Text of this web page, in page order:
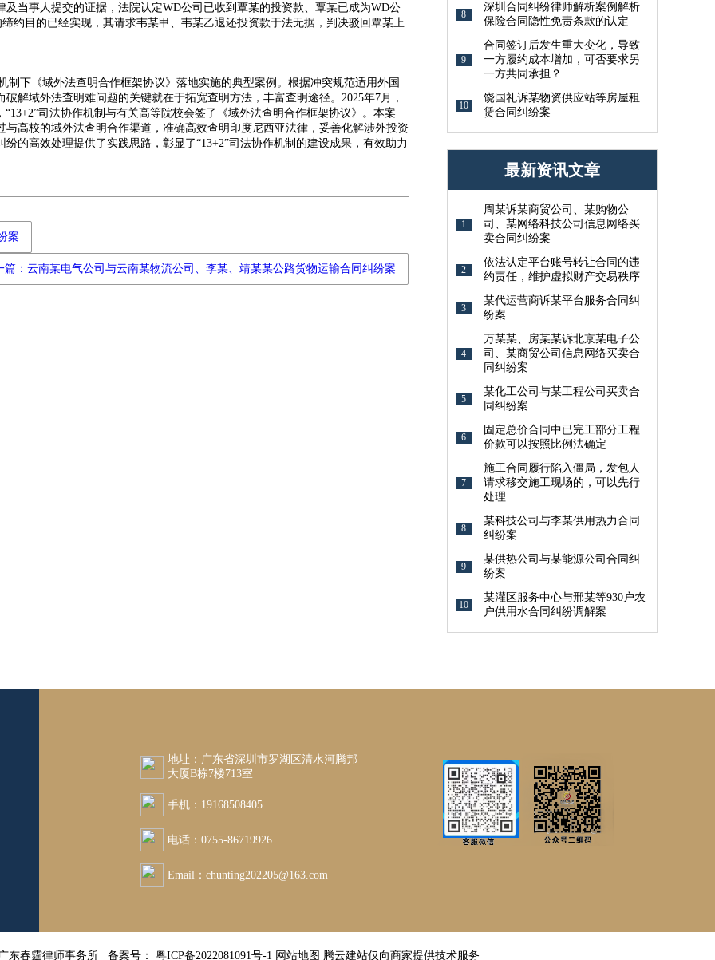
当事人提交的证据，法院认定WD公司已收到覃某的投资款、覃某已成为WD公
约目的已经实现，其请求韦某甲、韦某乙退还投资款于法无据，判决驳回覃某上
制下《域外法查明合作框架协议》落地实施的典型案例。根据冲突规范适用外国
解域外法查明难问题的关键就在于拓宽查明方法，丰富查明途径。2025年7月，
司法协作机制与有关高等院校会签了《域外法查明合作框架协议》。本案
高校的域外法查明合作渠道，准确高效查明印度尼西亚法律，妥善化解涉外投资
的高效处理提供了实践思路，彰显了“13+2”司法协作机制的建设成果，有效助力
案
篇：云南某电气公司与云南某物流公司、李某、靖某某公路货物运输合同纠纷案
8
深圳合同纠纷律师解析案例解析
保险合同隐性免责条款的认定
9
合同签订后发生重大变化，导致
一方履约成本增加，可否要求另
一方共同承担？
10
饶国礼诉某物资供应站等房屋租
赁合同纠纷案
最新资讯文章
1
周某诉某商贸公司、某购物公
司、某网络科技公司信息网络买
卖合同纠纷案
2
依法认定平台账号转让合同的违
约责任，维护虚拟财产交易秩序
3
某代运营商诉某平台服务合同纠
纷案
4
万某某、房某某诉北京某电子公
司、某商贸公司信息网络买卖合
同纠纷案
5
某化工公司与某工程公司买卖合
同纠纷案
6
固定总价合同中已完工部分工程
价款可以按照比例法确定
7
施工合同履行陷入僵局，发包人
请求移交施工现场的，可以先行
处理
8
某科技公司与李某供用热力合同
纠纷案
9
某供热公司与某能源公司合同纠
纷案
10
某灌区服务中心与邢某等930户农
户供用水合同纠纷调解案
地址：广东省深圳市罗湖区清水河腾邦
大厦B栋7楼713室
手机：19168508405
电话：0755-86719926
Email：chunting202205@163.com
东春霆律师事务所 备案号： 粤ICP备2022081091号-1 网站地图 腾云建站仅向商家提供技术服务